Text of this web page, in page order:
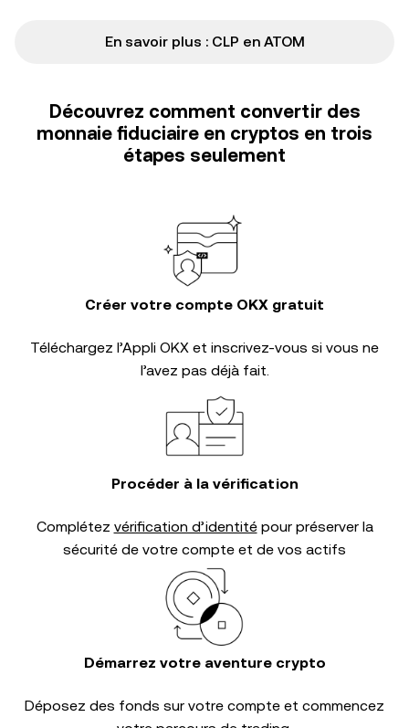
En savoir plus : CLP en ATOM
Découvrez comment convertir des
monnaie fiduciaire en cryptos en trois
étapes seulement
Créer votre compte OKX gratuit
Téléchargez l’Appli OKX et inscrivez-vous si vous ne
l’avez pas déjà fait.
Procéder à la vérification
Complétez vérification d’identitépour préserver la
sécurité de votre compte et de vos actifs
Démarrez votre aventure crypto
Déposez des fonds sur votre compte et commencez